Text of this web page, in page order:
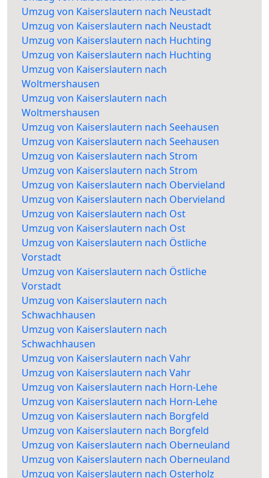
Umzug von Kaiserslautern nach Neustadt
Umzug von Kaiserslautern nach Neustadt
Umzug von Kaiserslautern nach Huchting
Umzug von Kaiserslautern nach Huchting
Umzug von Kaiserslautern nach
Woltmershausen
Umzug von Kaiserslautern nach
Woltmershausen
Umzug von Kaiserslautern nach Seehausen
Umzug von Kaiserslautern nach Seehausen
Umzug von Kaiserslautern nach Strom
Umzug von Kaiserslautern nach Strom
Umzug von Kaiserslautern nach Obervieland
Umzug von Kaiserslautern nach Obervieland
Umzug von Kaiserslautern nach Ost
Umzug von Kaiserslautern nach Ost
Umzug von Kaiserslautern nach Östliche
Vorstadt
Umzug von Kaiserslautern nach Östliche
Vorstadt
Umzug von Kaiserslautern nach
Schwachhausen
Umzug von Kaiserslautern nach
Schwachhausen
Umzug von Kaiserslautern nach Vahr
Umzug von Kaiserslautern nach Vahr
Umzug von Kaiserslautern nach Horn-Lehe
Umzug von Kaiserslautern nach Horn-Lehe
Umzug von Kaiserslautern nach Borgfeld
Umzug von Kaiserslautern nach Borgfeld
Umzug von Kaiserslautern nach Oberneuland
Umzug von Kaiserslautern nach Oberneuland
Umzug von Kaiserslautern nach Osterholz